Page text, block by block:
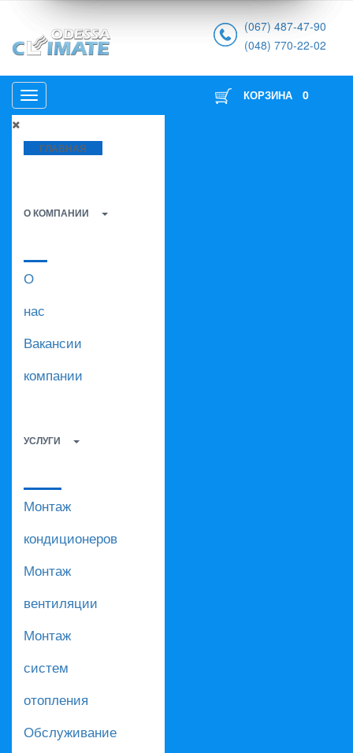
(067) 487-47-90
(048) 770-22-02
ГЛАВНАЯ
О КОМПАНИИ
О
нас
Вакансии
компании
УСЛУГИ
Монтаж
кондиционеров
Монтаж
вентиляции
Монтаж
систем
отопления
Обслуживание
КОРЗИНА 0